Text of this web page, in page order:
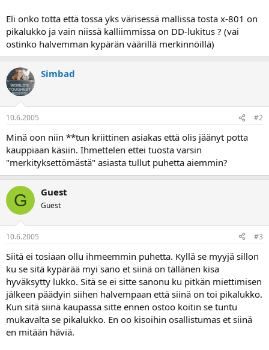
Eli onko totta että tossa yks värisessä mallissa tosta x-801 on
pikalukko ja vain niissä kalliimmissa on DD-lukitus ? (vai
ostinko halvemman kypärän väärillä merkinnöillä)
Simbad
10.6.2005 #2
Minä oon niin **tun kriittinen asiakas että olis jäänyt potta
kauppiaan käsiin. Ihmettelen ettei tuosta varsin
"merkityksettömästä" asiasta tullut puhetta aiemmin?
G Guest
Guest
10.6.2005 #3
Siitä ei tosiaan ollu ihmeemmin puhetta. Kyllä se myyjä sillon
ku se sitä kypärää myi sano et siinä on tällänen kisa
hyväksytty lukko. Sitä se ei sitte sanonu ku pitkän miettimisen
jälkeen päädyin siihen halvempaan että siinä on toi pikalukko.
Kun sitä siinä kaupassa sitte ennen ostoo koitin se tuntu
mukavalta se pikalukko. En oo kisoihin osallistumas et siinä
en mitään häviä.